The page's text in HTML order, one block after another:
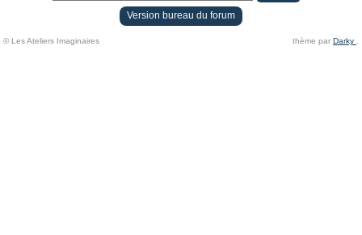
Version bureau du forum
© Les Ateliers Imaginaires thème par Darky